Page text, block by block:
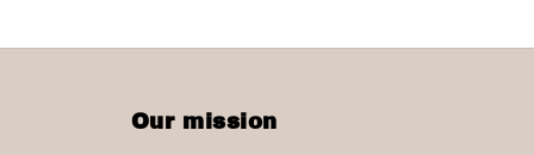
Our mission